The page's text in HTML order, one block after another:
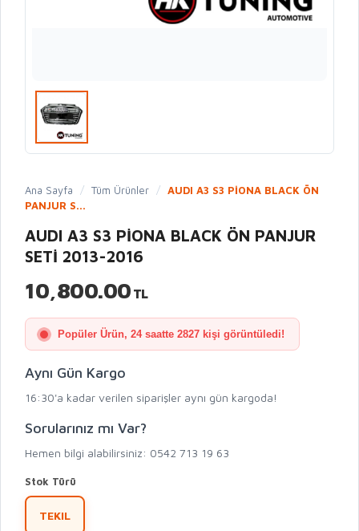
Ana Sayfa / Tüm Ürünler / AUDI A3 S3 PİONA BLACK ÖN
PANJUR S...
AUDI A3 S3 PİONA BLACK ÖN PANJUR
SETİ 2013-2016
10,800.00 TL
Popüler Ürün, 24 saatte 2827 kişi görüntüledi!
Aynı Gün Kargo
16:30'a kadar verilen siparişler aynı gün kargoda!
Sorularınız mı Var?
Hemen bilgi alabilirsiniz: 0542 713 19 63
Stok Türü
TEKIL